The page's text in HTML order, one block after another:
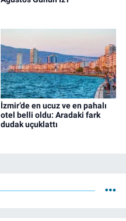
İzmir’de en ucuz ve en pahalı
otel belli oldu: Aradaki fark
dudak uçuklattı